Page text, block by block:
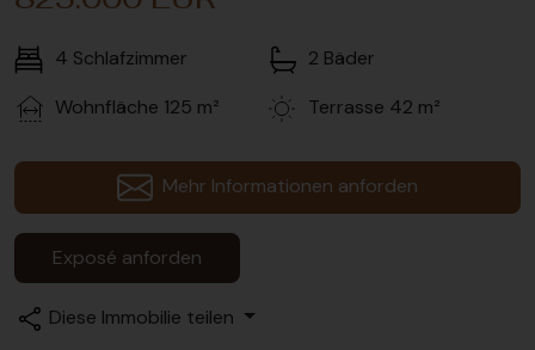
4 Schlafzimmer 2 Bäder
Wohnfläche 125 m² Terrasse 42 m²
Mehr Informationen anforden
Exposé anforden
Diese Immobilie teilen